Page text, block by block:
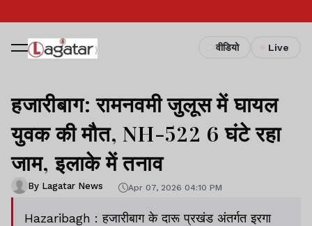
वीडियो Live
हजारीबाग: रामनवमी जुलूस में घायल
युवक की मौत, NH-522 6 घंटे रहा
जाम, इलाके में तनाव
By Lagatar News Apr 07, 2026 04:10 PM
Hazaribagh : हजारीबाग के दारू प्रखंड अंतर्गत इरगा